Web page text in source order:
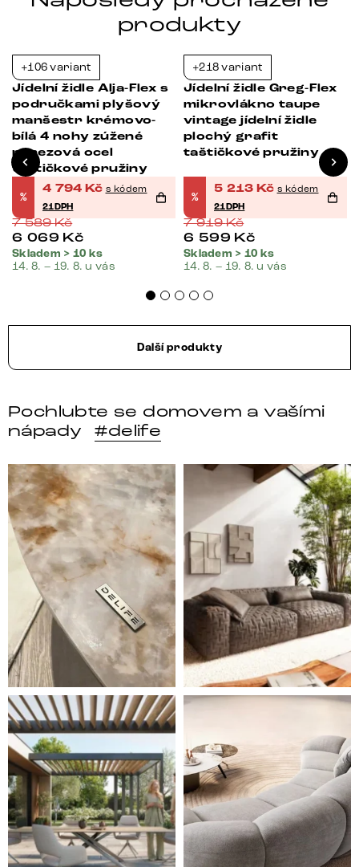
produkty
+106 variant
Jídelní židle Alja-Flex s
područkami plyšový
manšestr krémovo-
bílá 4 nohy zúžené
nerezová ocel
taštičkové pružiny
%
4 794 Kč s kódem
21DPH
7 589Kč
6 069 Kč
Skladem > 10 ks
14. 8. – 19. 8. u vás
+218 variant
Jídelní židle Greg-Flex
mikrovlákno taupe
vintage jídelní židle
plochý grafit
taštičkové pružiny
%
5 213 Kč s kódem
21DPH
7 919Kč
6 599 Kč
Skladem > 10 ks
14. 8. – 19. 8. u vás
Další produkty
Pochlubte se domovem a vašími
nápady
#delife
DELIFE – Nábytek, který promění dům v domov. Domo
Místo, kam se budeš těšit
Styl, odolnost a společné chvíle pod širým nebem.
Ne každá pohovka je jen